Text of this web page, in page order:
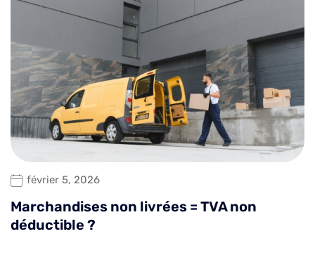
février 5, 2026
Marchandises non livrées = TVA non
déductible ?